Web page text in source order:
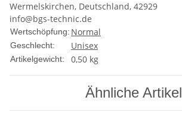
Wermelskirchen, Deutschland, 42929
info@bgs-technic.de
Wertschöpfung: Normal
Geschlecht: Unisex
Artikelgewicht: 0,50 kg
Ähnliche Artikel